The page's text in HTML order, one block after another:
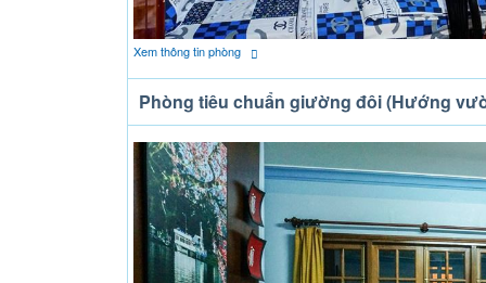
Xem thông tin phòng
Phòng tiêu chuẩn giường đôi (Hướng